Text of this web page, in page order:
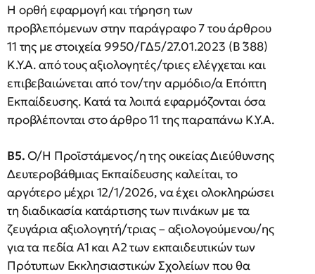
Η ορθή εφαρμογή και τήρηση των
προβλεπόμενων στην παράγραφο 7 του άρθρου
11 της με στοιχεία 9950/ΓΔ5/27.01.2023 (Β ́388)
Κ.Υ.Α. από τους αξιολογητές/τριες ελέγχεται και
επιβεβαιώνεται από τον/την αρμόδιο/α Επόπτη
Εκπαίδευσης. Κατά τα λοιπά εφαρμόζονται όσα
προβλέπονται στο άρθρο 11 της παραπάνω Κ.Υ.Α.
Β5. Ο/Η Προϊστάμενος/η της οικείας Διεύθυνσης
Δευτεροβάθμιας Εκπαίδευσης καλείται, το
αργότερο μέχρι 12/1/2026, να έχει ολοκληρώσει
τη διαδικασία κατάρτισης των πινάκων με τα
ζευγάρια αξιολογητή/τριας – αξιολογούμενου/ης
για τα πεδία Α1 και Α2 των εκπαιδευτικών των
Πρότυπων Εκκλησιαστικών Σχολείων που θα